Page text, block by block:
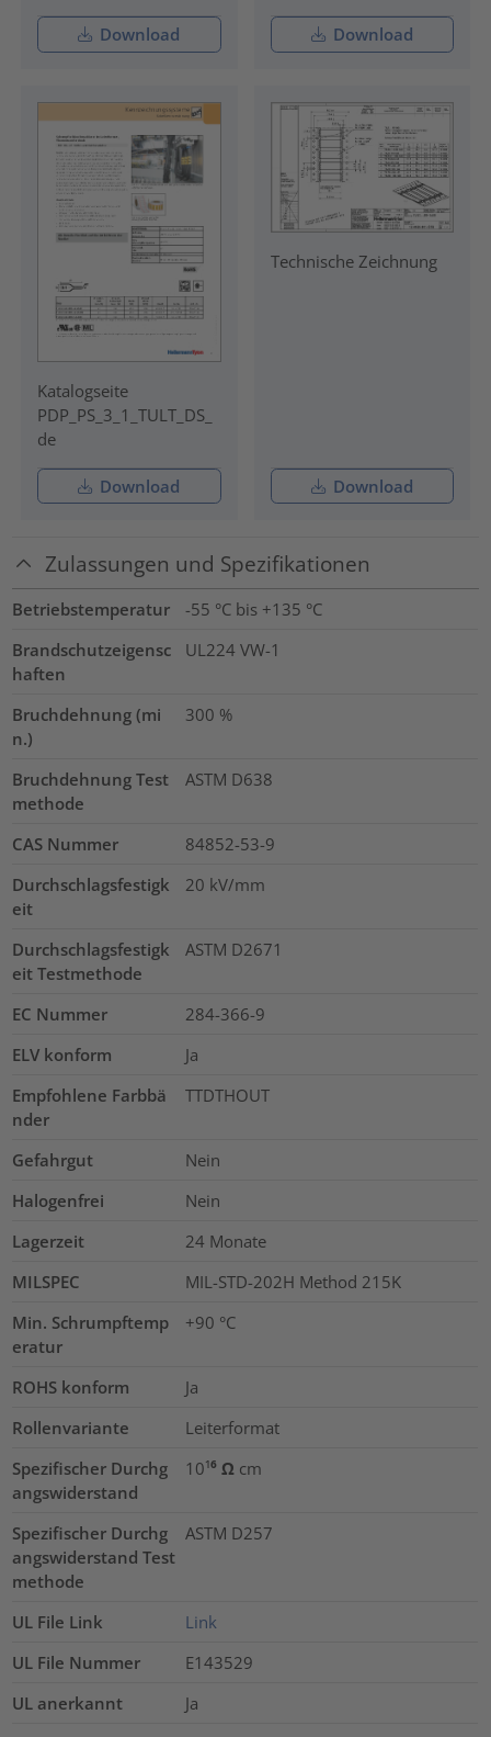
Download Download
Katalogseite
PDP_PS_3_1_TULT_DS_
de
Download
Technische Zeichnung
Download
Zulassungen und Spezifikationen
Betriebstemperatur
-55 °C bis +135 °C
Brandschutzeigensc
haften
UL224 VW-1
Bruchdehnung (mi
n.)
300 %
Bruchdehnung Test
methode
ASTM D638
CAS Nummer
84852-53-9
Durchschlagsfestigk
eit
20 kV/mm
Durchschlagsfestigk
eit Testmethode
ASTM D2671
EC Nummer
284-366-9
ELV konform
Ja
Empfohlene Farbbä
nder
TTDTHOUT
Gefahrgut
Nein
Halogenfrei
Nein
Lagerzeit
24 Monate
MILSPEC
MIL-STD-202H Method 215K
Min. Schrumpftemp
eratur
+90 °C
ROHS konform
Ja
Rollenvariante
Leiterformat
Spezifischer Durchg
angswiderstand
10¹⁶ Ω cm
Spezifischer Durchg
angswiderstand Test
methode
ASTM D257
UL File Link
Link
UL File Nummer
E143529
UL anerkannt
Ja